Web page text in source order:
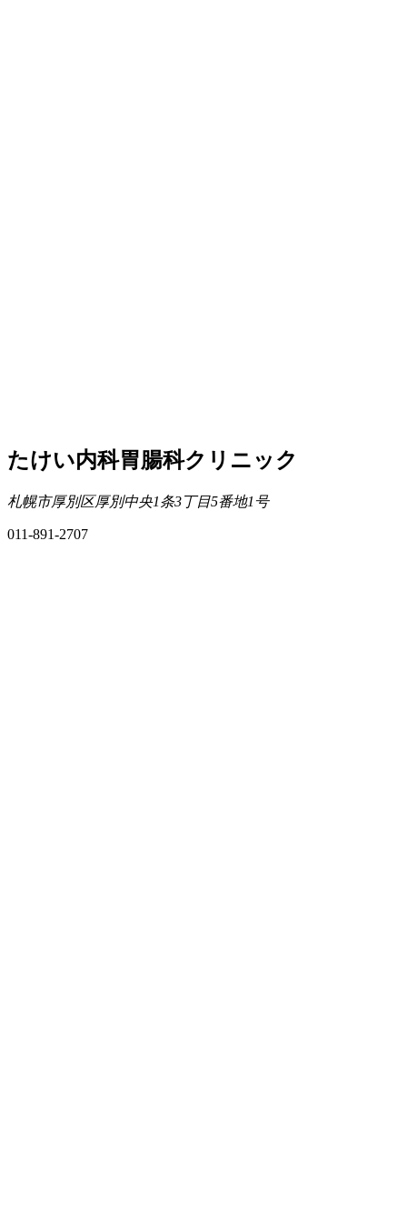
たけい内科胃腸科クリニック
札幌市厚別区厚別中央1条3丁目5番地1号
011-891-2707